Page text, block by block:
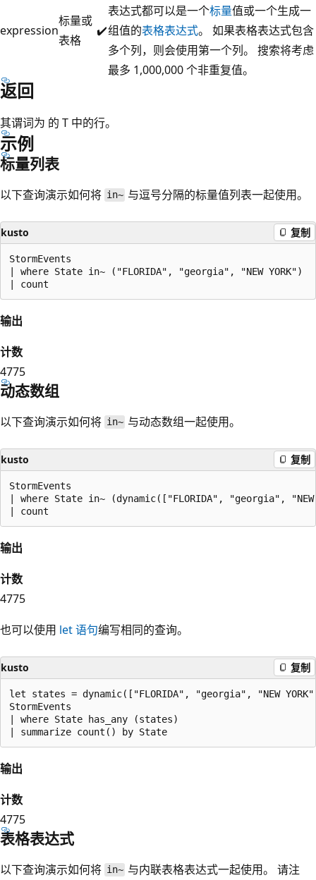
expression
标量或
表格
✔️
表达式都可以是一个标量值或一个生成一
组值的表格表达式。 如果表格表达式包含
多个列，则会使用第一个列。 搜索将考虑
最多 1,000,000 个非重复值。
返回
其谓词为 的 T 中的行。
示例
标量列表
以下查询演示如何将 in~ 与逗号分隔的标量值列表一起使用。
kusto 复制
StormEvents
| where State in~ ("FLORIDA", "georgia", "NEW YORK")
输出
计数
4775
动态数组
以下查询演示如何将 in~ 与动态数组一起使用。
kusto 复制
StormEvents
| where State in~ (dynamic(["FLORIDA", "georgia",
输出
计数
4775
也可以使用 let 语句编写相同的查询。
kusto 复制
let states = dynamic(["FLORIDA", "georgia", "NEW
StormEvents
| where State has_any (states)
输出
计数
4775
表格表达式
以下查询演示如何将 in~ 与内联表格表达式一起使用。 请注